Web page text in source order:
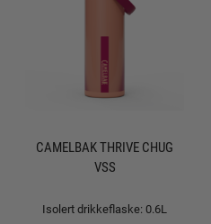
CAMELBAK THRIVE CHUG
VSS
Isolert drikkeflaske: 0.6L